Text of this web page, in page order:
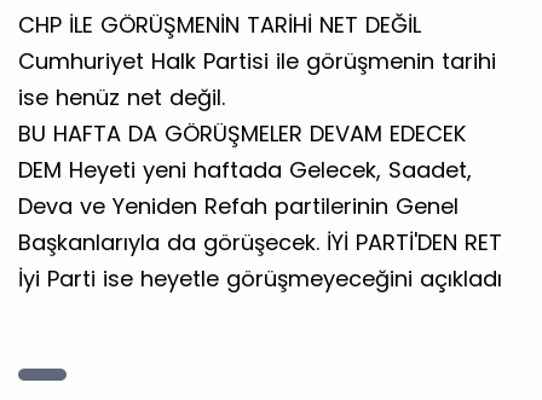
CHP İLE GÖRÜŞMENİN TARİHİ NET DEĞİL
Cumhuriyet Halk Partisi ile görüşmenin tarihi
ise henüz net değil.
BU HAFTA DA GÖRÜŞMELER DEVAM EDECEK
DEM Heyeti yeni haftada Gelecek, Saadet,
Deva ve Yeniden Refah partilerinin Genel
Başkanlarıyla da görüşecek. İYİ PARTİ'DEN RET
İyi Parti ise heyetle görüşmeyeceğini açıkladı